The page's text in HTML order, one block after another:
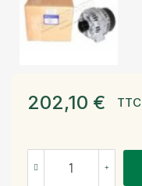
202,10 € TTC